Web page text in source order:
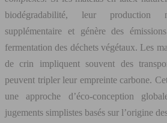
biodégradabilité, leur production
supplémentaire et génère des
fermentation des déchets végétaux. Les
de crin impliquent souvent des
peuvent tripler leur empreinte carbone.
une approche d’éco-conception
jugements simplistes basés sur l’origine